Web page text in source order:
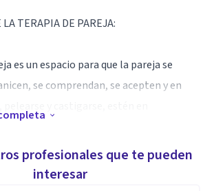
TERAPIA DE PAREJA:
es un espacio para que la pareja se
se comprendan, se acepten y en
y enriquecerse, trabajando para
a fin de no cometer las mismas
profesionales que te pueden
interesar